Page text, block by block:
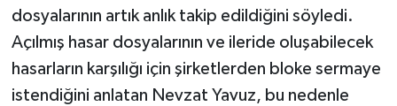
dosyalarının artık anlık takip edildiğini söyledi.
Açılmış hasar dosyalarının ve ileride oluşabilecek
hasarların karşılığı için şirketlerden bloke sermaye
istendiğini anlatan Nevzat Yavuz, bu nedenle